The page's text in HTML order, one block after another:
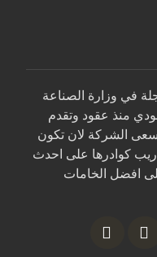
في وزارة الصناعة
منذ عقود وتقدم
الشركة لان تكون
كوادرها على احدث
افضل الخامات